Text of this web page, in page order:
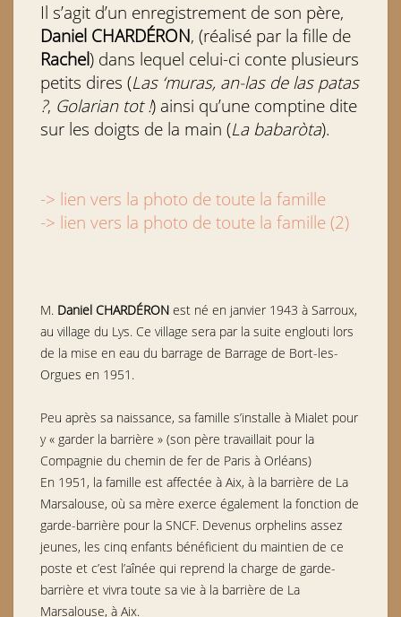
Il s’agit d’un enregistrement de son père,
Daniel CHARDÉRON, (réalisé par la fille de
Rachel) dans lequel celui-ci conte plusieurs
petits dires (Las ‘muras, an-las de las patas
?, Golarian tot !) ainsi qu’une comptine dite
sur les doigts de la main (La babaròta).
-> lien vers la photo de toute la famille
-> lien vers la photo de toute la famille (2)
M. Daniel CHARDÉRON est né en janvier 1943 à Sarroux,
au village du Lys. Ce village sera par la suite englouti lors
de la mise en eau du barrage de Barrage de Bort-les-
Orgues en 1951.
Peu après sa naissance, sa famille s’installe à Mialet pour
y « garder la barrière » (son père travaillait pour la
Compagnie du chemin de fer de Paris à Orléans)
En 1951, la famille est affectée à Aix, à la barrière de La
Marsalouse, où sa mère exerce également la fonction de
garde-barrière pour la SNCF. Devenus orphelins assez
jeunes, les cinq enfants bénéficient du maintien de ce
poste et c’est l’aînée qui reprend la charge de garde-
barrière et vivra toute sa vie à la barrière de La
Marsalouse, à Aix.